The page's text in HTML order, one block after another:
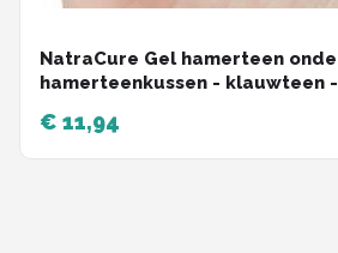
NatraCure Gel hamerteen
hamerteenkussen - klauwteen
- blaren - antibacterieel -
hydraterend - voedend -
wasbaar
€ 11,94